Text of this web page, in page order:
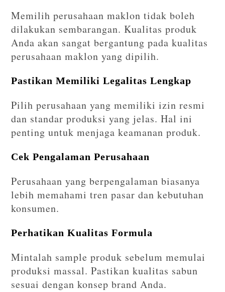
Memilih perusahaan maklon tidak boleh
dilakukan sembarangan. Kualitas produk
Anda akan sangat bergantung pada kualitas
perusahaan maklon yang dipilih.
Pastikan Memiliki Legalitas Lengkap
Pilih perusahaan yang memiliki izin resmi
dan standar produksi yang jelas. Hal ini
penting untuk menjaga keamanan produk.
Cek Pengalaman Perusahaan
Perusahaan yang berpengalaman biasanya
lebih memahami tren pasar dan kebutuhan
konsumen.
Perhatikan Kualitas Formula
Mintalah sample produk sebelum memulai
produksi massal. Pastikan kualitas sabun
sesuai dengan konsep brand Anda.